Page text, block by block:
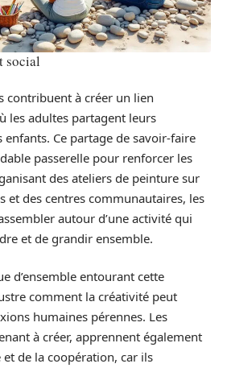
social
contribuent à créer un lien
les adultes partagent leurs
enfants. Ce partage de savoir-faire
passerelle pour renforcer les
des ateliers de peinture sur
et des centres communautaires, les
autour d’une activité qui
et de grandir ensemble.
d’ensemble entourant cette
comment la créativité peut
humaines pérennes. Les
à créer, apprennent également
et de la coopération, car ils